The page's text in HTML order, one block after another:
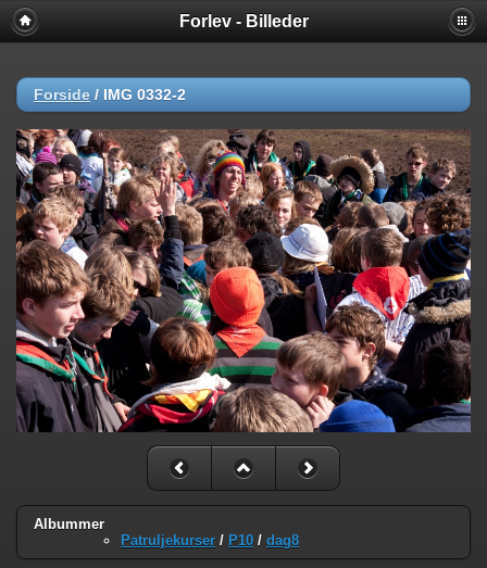
Forlev - Billeder
Forside / IMG 0332-2
Albummer
Patruljekurser / P10 / dag8